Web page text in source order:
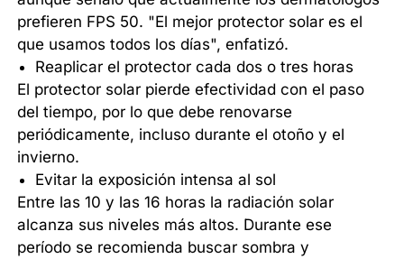
prefieren FPS 50. "El mejor protector solar es el
que usamos todos los días", enfatizó.
Reaplicar el protector cada dos o tres horas
El protector solar pierde efectividad con el paso
del tiempo, por lo que debe renovarse
periódicamente, incluso durante el otoño y el
invierno.
Evitar la exposición intensa al sol
Entre las 10 y las 16 horas la radiación solar
alcanza sus niveles más altos. Durante ese
período se recomienda buscar sombra y